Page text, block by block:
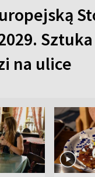
Sztuka
na ulice